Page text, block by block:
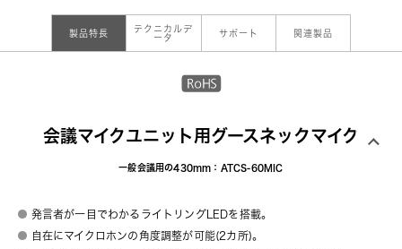
製品特長
テクニカルデ
ータ
サポート 関連製品
会議マイクユニット用グースネックマイク
一般会議用の430mm：ATCS-60MIC
発言者が一目でわかるライトリングLEDを搭載。
自在にマイクロホンの角度調整が可能(2カ所)。